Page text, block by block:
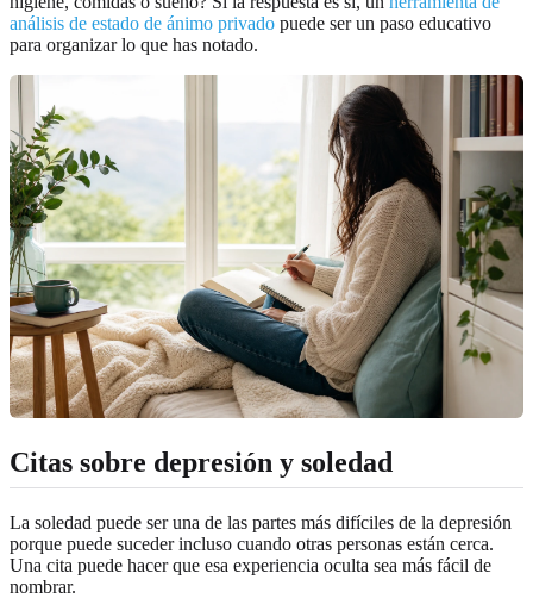
análisis de estado de ánimo privado puede ser un paso educativo
para organizar lo que has notado.
Citas sobre depresión y soledad
La soledad puede ser una de las partes más difíciles de la depresión
porque puede suceder incluso cuando otras personas están cerca.
Una cita puede hacer que esa experiencia oculta sea más fácil de
nombrar.